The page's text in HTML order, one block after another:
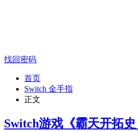
找回密码
首页
Switch 金手指
正文
Switch游戏《霸天开拓史